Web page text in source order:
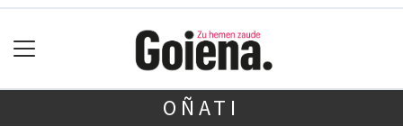
OÑATI